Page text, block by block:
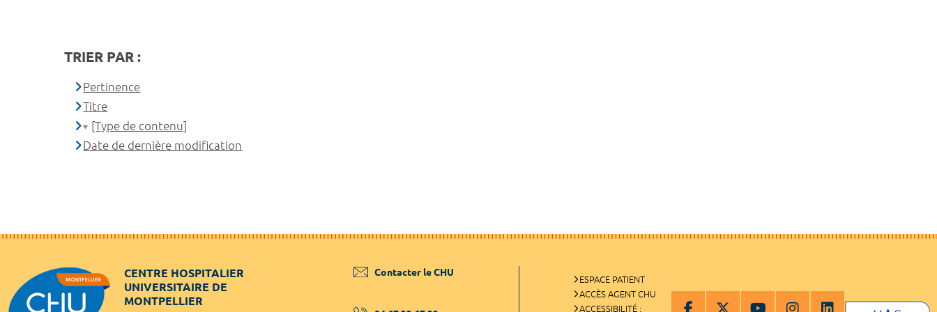
TRIER PAR :
Pertinence
Titre
[Type de contenu]
Date de dernière modification
CENTRE HOSPITALIER
UNIVERSITAIRE DE
MONTPELLIER
Contacter le CHU
ESPACE PATIENT
ACCÈS AGENT CHU
ACCESSIBILITÉ :